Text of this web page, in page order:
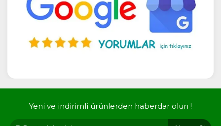
Yeni ve indirimli ürünlerden haberdar olun !